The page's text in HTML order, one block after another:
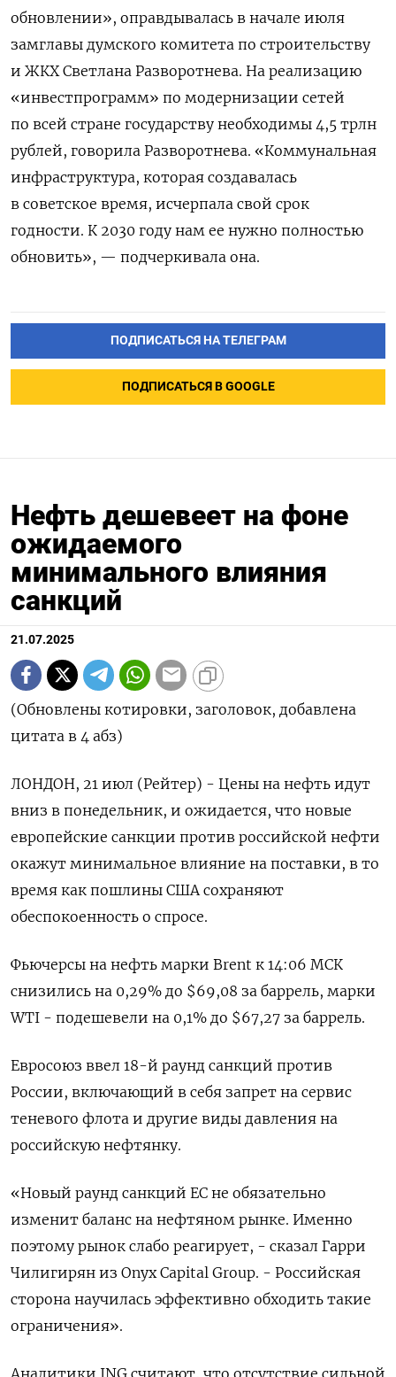
обновлении», оправдывалась в начале июля
замглавы думского комитета по строительству
и ЖКХ Светлана Разворотнева. На реализацию
«инвестпрограмм» по модернизации сетей
по всей стране государству необходимы 4,5 трлн
рублей, говорила Разворотнева. «Коммунальная
инфраструктура, которая создавалась
в советское время, исчерпала свой срок
годности. К 2030 году нам ее нужно полностью
обновить», — подчеркивала она.
ПОДПИСАТЬСЯ НА ТЕЛЕГРАМ
ПОДПИСАТЬСЯ В GOOGLE
Нефть дешевеет на фоне
ожидаемого
минимального влияния
санкций
21.07.2025
(Обновлены котировки, заголовок, добавлена
цитата в 4 абз)
ЛОНДОН, 21 июл (Рейтер) - Цены на нефть идут
вниз в понедельник, и ожидается, что новые
европейские санкции против российской нефти
окажут минимальное влияние на поставки, в то
время как пошлины США сохраняют
обеспокоенность о спросе.
Фьючерсы на нефть марки Brent к 14:06 МСК
снизились на 0,29% до $69,08 за баррель, марки
WTI - подешевели на 0,1% до $67,27 за баррель.
Евросоюз ввел 18-й раунд санкций против
России, включающий в себя запрет на сервис
теневого флота и другие виды давления на
российскую нефтянку.
«Новый раунд санкций ЕС не обязательно
изменит баланс на нефтяном рынке. Именно
поэтому рынок слабо реагирует, - сказал Гарри
Чилигирян из Onyx Capital Group. - Российская
сторона научилась эффективно обходить такие
ограничения».
Аналитики ING считают, что отсутствие сильной